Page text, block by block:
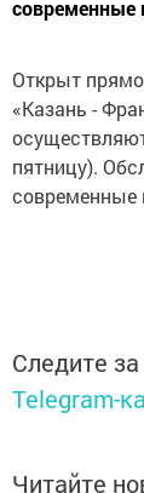
современные
Открыт
«Казань -
пятницу).
современные
Следите
Telegram-
Читайте